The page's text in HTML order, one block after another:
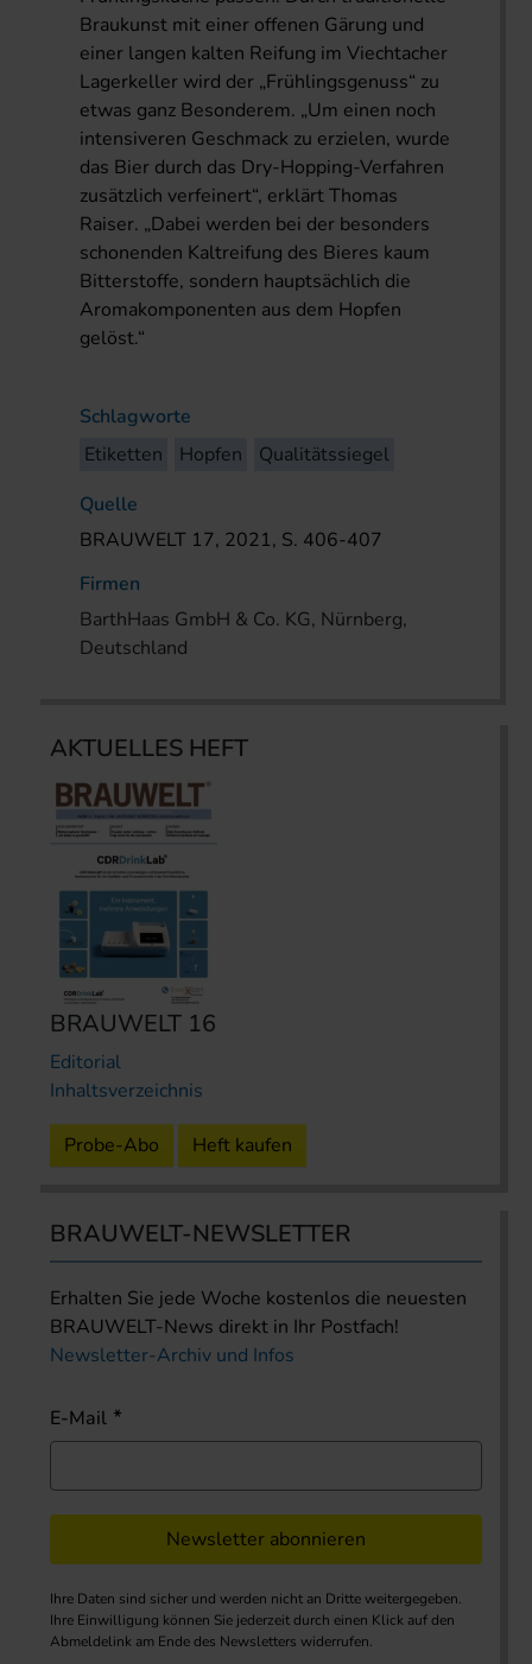
Braukunst mit einer offenen Gärung und
einer langen kalten Reifung im Viechtacher
Lagerkeller wird der „Frühlingsgenuss“ zu
etwas ganz Besonderem. „Um einen noch
intensiveren Geschmack zu erzielen, wurde
das Bier durch das Dry-Hopping-Verfahren
zusätzlich verfeinert“, erklärt Thomas
Raiser. „Dabei werden bei der besonders
schonenden Kaltreifung des Bieres kaum
Bitterstoffe, sondern hauptsächlich die
Aromakomponenten aus dem Hopfen
gelöst.“
Schlagworte
Etiketten
Hopfen
Qualitätssiegel
Quelle
BRAUWELT 17, 2021, S. 406-407
Firmen
BarthHaas GmbH & Co. KG, Nürnberg,
Deutschland
AKTUELLES HEFT
BRAUWELT 16
Editorial
Inhaltsverzeichnis
Probe-Abo Heft kaufen
BRAUWELT-NEWSLETTER
Erhalten Sie jede Woche kostenlos die neuesten
BRAUWELT-News direkt in Ihr Postfach!
Newsletter-Archiv und Infos
E-Mail
Newsletter abonnieren
Ihre Daten sind sicher und werden nicht an Dritte weitergegeben.
Ihre Einwilligung können Sie jederzeit durch einen Klick auf den
Abmeldelink am Ende des Newsletters widerrufen.